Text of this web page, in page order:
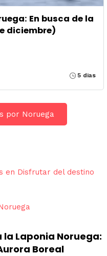
En busca de la
diciembre)
5 dias
por Noruega
en Disfrutar del destino
la Laponia Noruega:
Boreal